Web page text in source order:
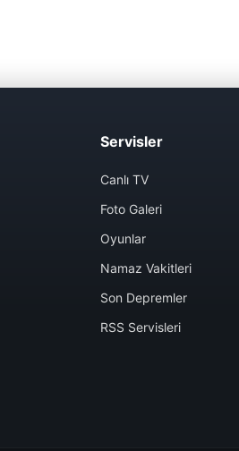
Servisler
Canlı TV
Foto Galeri
Oyunlar
Namaz Vakitleri
Son Depremler
RSS Servisleri